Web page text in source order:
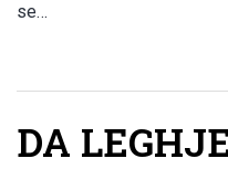
se…
DA